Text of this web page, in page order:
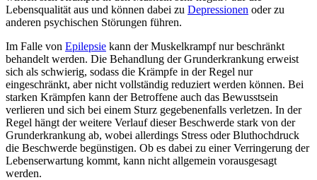
Lebensqualität aus und können dabei zu Depressionen oder zu
anderen psychischen Störungen führen.
Im Falle von Epilepsie kann der Muskelkrampf nur beschränkt
behandelt werden. Die Behandlung der Grunderkrankung erweist
sich als schwierig, sodass die Krämpfe in der Regel nur
eingeschränkt, aber nicht vollständig reduziert werden können. Bei
starken Krämpfen kann der Betroffene auch das Bewusstsein
verlieren und sich bei einem Sturz gegebenenfalls verletzen. In der
Regel hängt der weitere Verlauf dieser Beschwerde stark von der
Grunderkrankung ab, wobei allerdings Stress oder Bluthochdruck
die Beschwerde begünstigen. Ob es dabei zu einer Verringerung der
Lebenserwartung kommt, kann nicht allgemein vorausgesagt
werden.